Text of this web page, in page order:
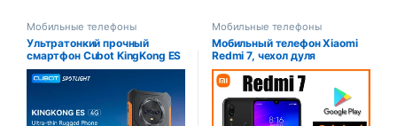
Мобильные телефоны
Ультратонкий прочный
смартфон Cubot KingKong ES
на базе Android, 16 ГБ ОЗУ (6
ГБ + 10 ГБ), 128 ГБ ПЗУ, экран
6,56 дюйма, 90 Гц, камера
48 МП, телефон 4G
Мобильные телефоны
Мобильный телефон Xiaomi
Redmi 7, чехол дyля
телефона, мобильный
телефон с двумя SIM-
картами, сотовый телефон
Android, двойная камера,
используемый телефон